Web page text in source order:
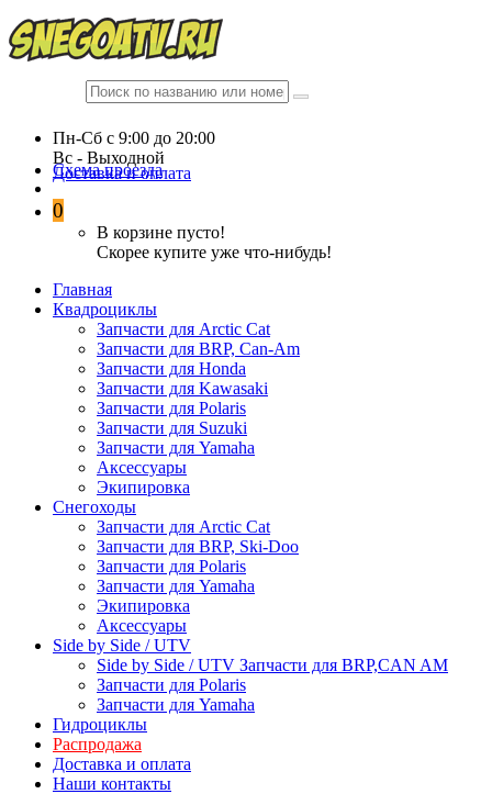
Пн-Сб c 9:00 до 20:00
Вc - Выходной
Схема проезда
Доставка и оплата
0
В корзине пусто!
Скорее купите уже что-нибудь!
Главная
Квадроциклы
Запчасти для Arctic Cat
Запчасти для BRP, Can-Am
Запчасти для Honda
Запчасти для Kawasaki
Запчасти для Polaris
Запчасти для Suzuki
Запчасти для Yamaha
Аксессуары
Экипировка
Снегоходы
Запчасти для Arctic Cat
Запчасти для BRP, Ski-Doo
Запчасти для Polaris
Запчасти для Yamaha
Экипировка
Аксессуары
Side by Side / UTV
Side by Side / UTV Запчасти для BRP,CAN AM
Запчасти для Polaris
Запчасти для Yamaha
Гидроциклы
Распродажа
Доставка и оплата
Наши контакты